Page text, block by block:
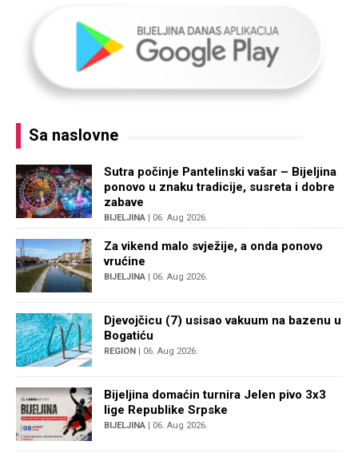
Sa naslovne
Sutra počinje Pantelinski vašar – Bijeljina
ponovo u znaku tradicije, susreta i dobre
zabave
BIJELJINA | 06. Aug 2026.
Za vikend malo svježije, a onda ponovo
vrućine
BIJELJINA | 06. Aug 2026.
Djevojčicu (7) usisao vakuum na bazenu u
Bogatiću
REGION | 06. Aug 2026.
Bijeljina domaćin turnira Jelen pivo 3x3
lige Republike Srpske
BIJELJINA | 06. Aug 2026.